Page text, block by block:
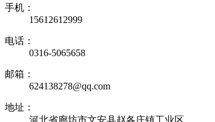
手机：
15612612999
电话：
0316-5065658
邮箱：
624138278@qq.com
地址：
河北省廊坊市文安县赵各庄镇工业区